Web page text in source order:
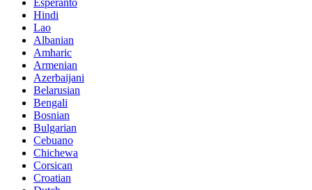
Esperanto
Hindi
Lao
Albanian
Amharic
Armenian
Azerbaijani
Belarusian
Bengali
Bosnian
Bulgarian
Cebuano
Chichewa
Corsican
Croatian